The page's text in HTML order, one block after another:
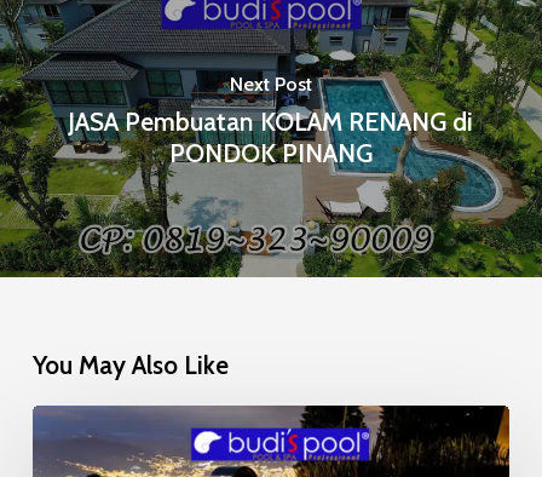
Next Post
JASA Pembuatan KOLAM RENANG di
PONDOK PINANG
You May Also Like
Mosaic
Glow